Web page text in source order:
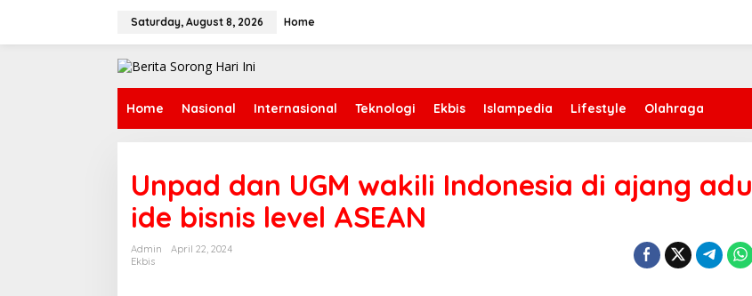
Saturday, August 8, 2026 Home
Home Nasional Internasional Teknologi Ekbis Islampedia Lifestyle Olahraga
Unpad dan UGM wakili Indonesia di ajang adu
ide bisnis level ASEAN
Admin
April 22, 2024
Ekbis